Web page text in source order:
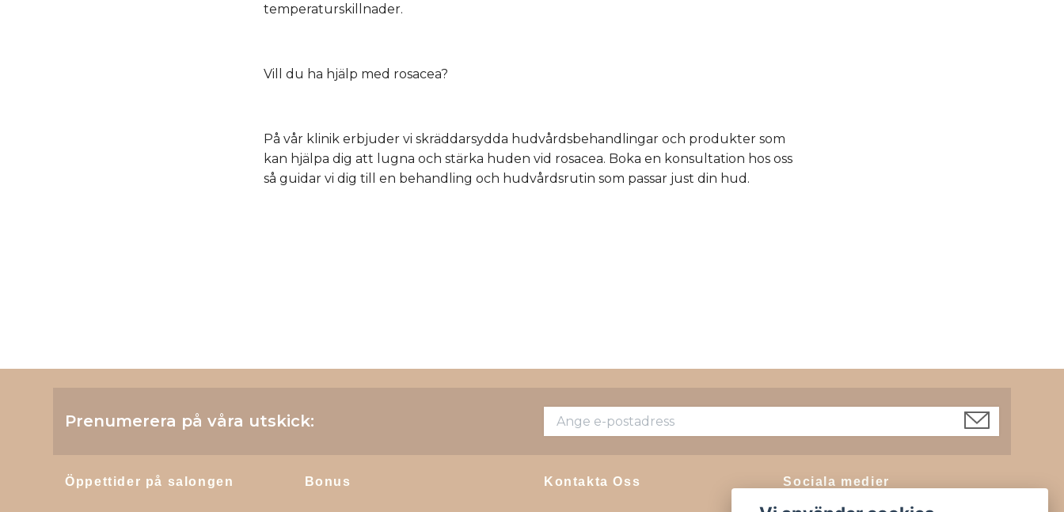
temperaturskillnader.
Vill du ha hjälp med rosacea?
På vår klinik erbjuder vi skräddarsydda hudvårdsbehandlingar och produkter som
kan hjälpa dig att lugna och stärka huden vid rosacea. Boka en konsultation hos oss
så guidar vi dig till en behandling och hudvårdsrutin som passar just din hud.
Prenumerera på våra utskick:
Öppettider på salongen Bonus Kontakta Oss Sociala medier